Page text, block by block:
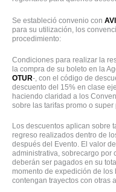
Se estableció convenio con
para su utilización, los
procedimiento:
Condiciones para realizar la
la compra de su boleto en la
OTUR-, con el código de
descuento del 15% en clase
haciendo claridad a los
sobre las tarifas promo o super
Los descuentos aplican sobre
regreso realizados dentro de
después del Evento. El valor
administrativa, sobrecargo por
deberán ser pagados en su
momento de expedición de
contengan trayectos con otras